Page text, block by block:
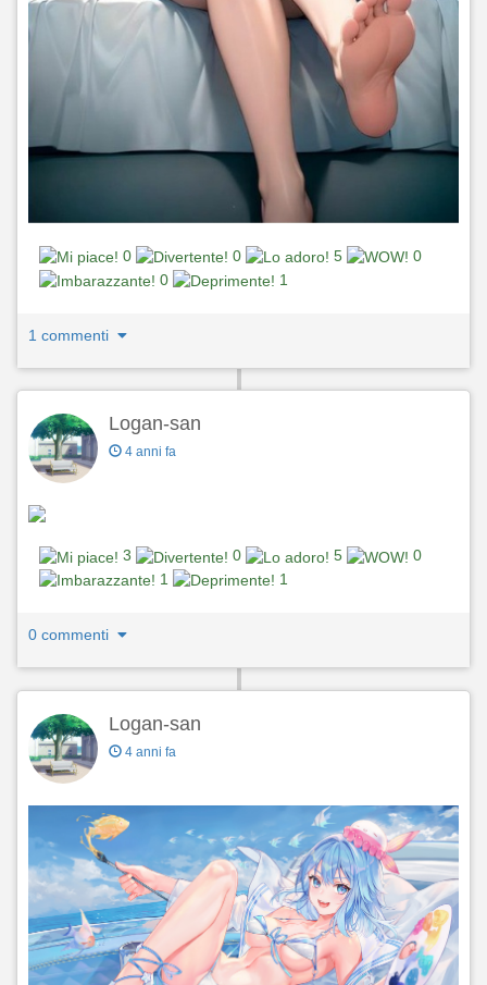
0 0 5
0
0
1
1 commenti
Logan-san
4 anni fa
3 0 5
0
1
1
0 commenti
Logan-san
4 anni fa